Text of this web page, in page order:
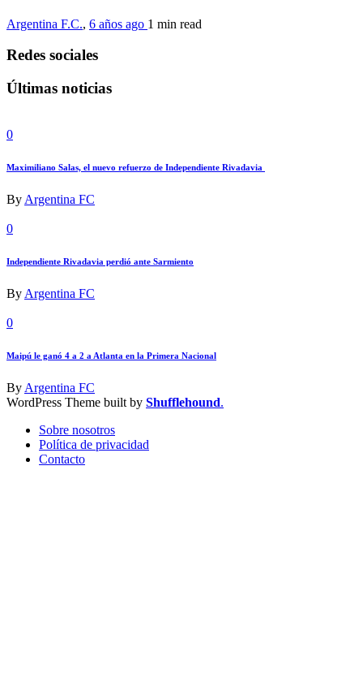
Argentina F.C., 6 años ago 1 min read
Redes sociales
Últimas noticias
0
Maximiliano Salas, el nuevo refuerzo de Independiente Rivadavia
By Argentina FC
0
Independiente Rivadavia perdió ante Sarmiento
By Argentina FC
0
Maipú le ganó 4 a 2 a Atlanta en la Primera Nacional
By Argentina FC
WordPress Theme built by Shufflehound.
Sobre nosotros
Política de privacidad
Contacto